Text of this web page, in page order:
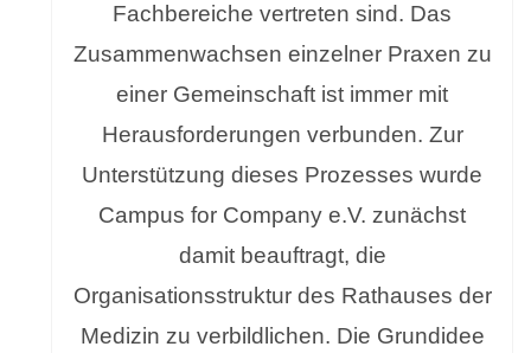
Fachbereiche vertreten sind. Das
Zusammenwachsen einzelner Praxen zu
einer Gemeinschaft ist immer mit
Herausforderungen verbunden. Zur
Unterstützung dieses Prozesses wurde
Campus for Company e.V. zunächst
damit beauftragt, die
Organisationsstruktur des Rathauses der
Medizin zu verbildlichen. Die Grundidee